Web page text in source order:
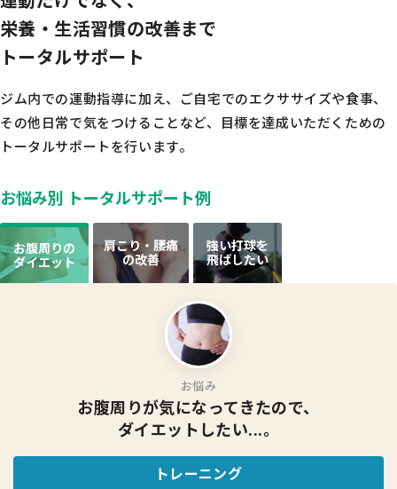
栄養・生活習慣の改善まで
トータルサポート
ジム内での運動指導に加え、ご自宅でのエクササイズや食事、
その他日常で気をつけることなど、
目標を達成いただくための
トータルサポートを行います。
お悩み別 トータルサポート例
お腹周りの
ダイエット
肩こり・腰痛
の改善
強い打球を
飛ばしたい
お悩み
お腹周りが気になってきたので、
ダイエットしたい...。
トレーニング